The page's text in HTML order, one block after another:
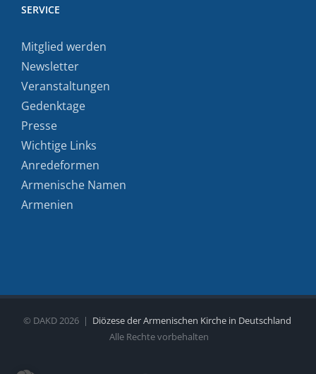
SERVICE
Mitglied werden
Newsletter
Veranstaltungen
Gedenktage
Presse
Wichtige Links
Anredeformen
Armenische Namen
Armenien
© DAKD2026 | Diözese der Armenischen Kirche in Deutschland
Alle Rechte vorbehalten